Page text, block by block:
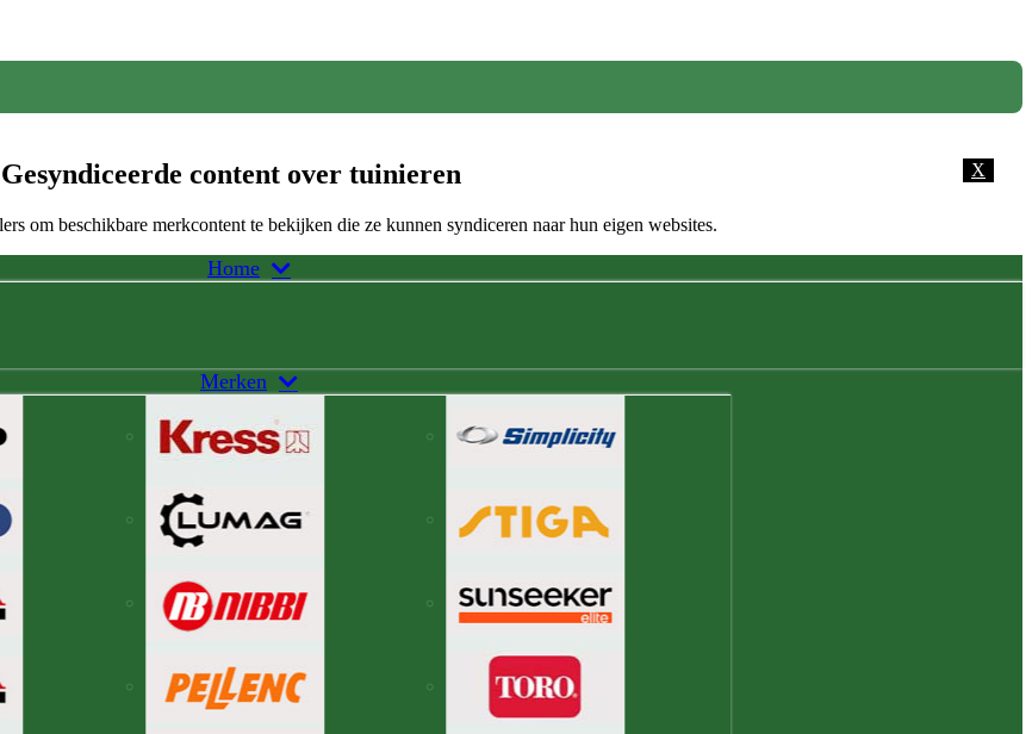
X
Gesyndiceerde content over tuinieren
om beschikbare merkcontent te bekijken die ze kunnen syndiceren naar hun eigen websites.
Home
Merken